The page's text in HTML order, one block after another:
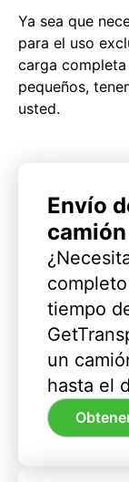
Ya sea que
para el uso
carga
pequeños,
usted.
Envío
camión
tiempo
un
hasta el